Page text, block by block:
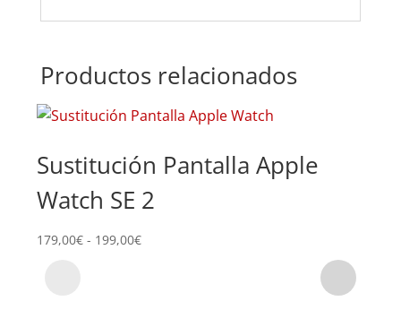
Productos relacionados
Sustitución Pantalla Apple
Watch SE 2
179,00€ - 199,00€Rango